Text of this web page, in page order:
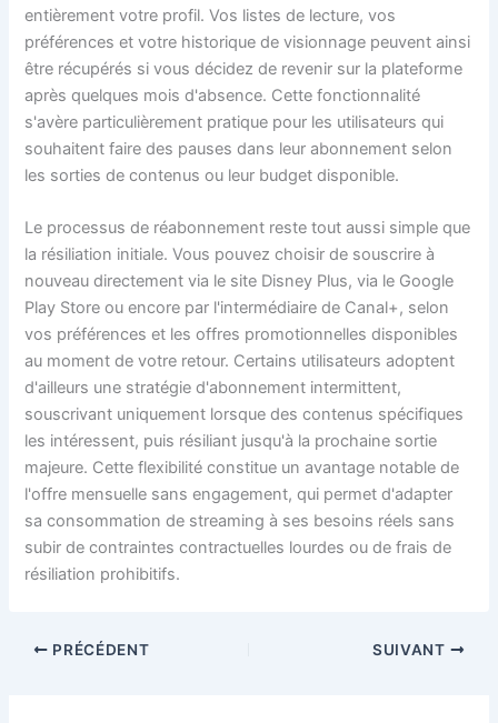
entièrement votre profil. Vos listes de lecture, vos
préférences et votre historique de visionnage peuvent ainsi
être récupérés si vous décidez de revenir sur la plateforme
après quelques mois d'absence. Cette fonctionnalité
s'avère particulièrement pratique pour les utilisateurs qui
souhaitent faire des pauses dans leur abonnement selon
les sorties de contenus ou leur budget disponible.
Le processus de réabonnement reste tout aussi simple que
la résiliation initiale. Vous pouvez choisir de souscrire à
nouveau directement via le site Disney Plus, via le Google
Play Store ou encore par l'intermédiaire de Canal+, selon
vos préférences et les offres promotionnelles disponibles
au moment de votre retour. Certains utilisateurs adoptent
d'ailleurs une stratégie d'abonnement intermittent,
souscrivant uniquement lorsque des contenus spécifiques
les intéressent, puis résiliant jusqu'à la prochaine sortie
majeure. Cette flexibilité constitue un avantage notable de
l'offre mensuelle sans engagement, qui permet d'adapter
sa consommation de streaming à ses besoins réels sans
subir de contraintes contractuelles lourdes ou de frais de
résiliation prohibitifs.
PRÉCÉDENT SUIVANT